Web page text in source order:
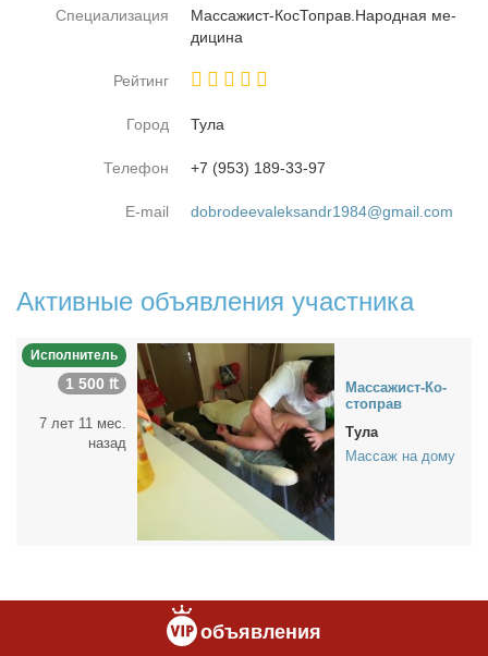
Специализация
Мас­са­жист-КосТоправ.На­род­ная ме­
ди­ци­на
Рейтинг
Город Ту­ла
Телефон +7 (953) 189-33-97
E-mail dobrodeevaleksandr1984@gmail.com
Активные объявления участника
Исполнитель
1 500 ₶
7 лет 11 мес.
назад
Мас­са­жист-Ко­
сто­прав
Тула
Массаж на дому
объявления